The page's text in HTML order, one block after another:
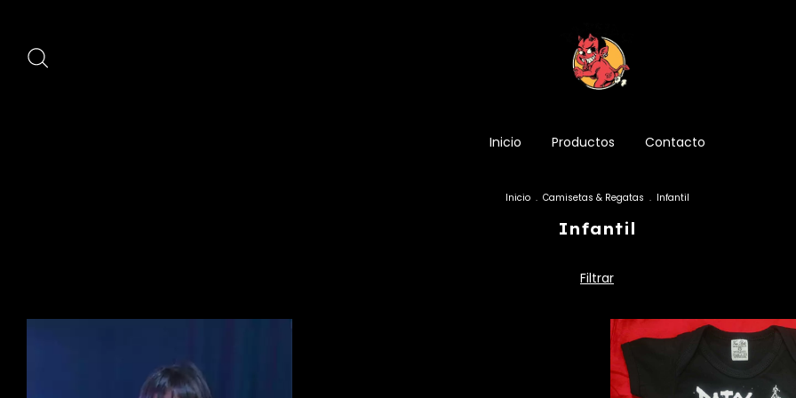
Inicio Productos Contacto
Inicio . Camisetas & Regatas . Infantil
Infantil
Filtrar